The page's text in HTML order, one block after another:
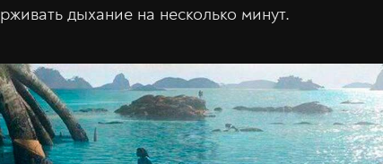
дыхание на несколько минут.